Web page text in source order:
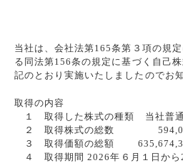
当社は、会社法第165条第３項の規
る同法第156条の規定に基づく自己
記のとおり実施いたしましたのでお
取得の内容
１ 取得した株式の種類 当社普
２ 取得株式の総数
３ 取得価額の総額
４ 取得期間 2026年６月１日から